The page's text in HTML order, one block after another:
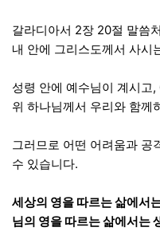
갈라디아서 2장 20절 말씀
내 안에 그리스도께서 사시
성령 안에 예수님이 계시고
위 하나님께서 우리와 함께
그러므로 어떤 어려움과 공
수 있습니다.
세상의 영을 따르는 삶에서
님의 영을 따르는 삶에서는